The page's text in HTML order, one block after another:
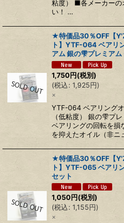
粘度） ■各メーカーの
い！ …
★特価品30％OFF【
ト】YTF-064 ベアリ
アム 銀の雫プレミアム
1,750円(税別)
(税込: 1,925円)
×
YTF-064 ベアリング
（低粘度） 銀の雫プ
ベアリングの回転を損
を抑えたオイル（非ニ
★特価品30％OFF【
ト】YTF-065 ベアリ
セット
1,050円(税別)
(税込: 1,155円)
×